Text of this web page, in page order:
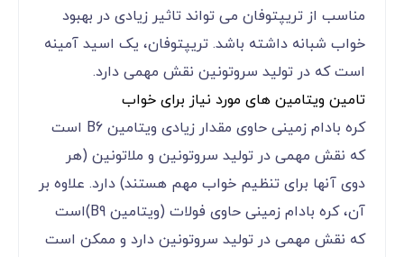
مناسب از تریپتوفان می تواند تاثیر زیادی در بهبود
خواب شبانه داشته باشد. تریپتوفان، یک اسید آمینه
است که در تولید سروتونین نقش مهمی دارد.
تامین ویتامین ‌های مورد نیاز برای خواب
کره بادام زمینی حاوی مقدار زیادی ویتامین B6 است
که نقش مهمی در تولید سروتونین و ملاتونین (هر
دوی آنها برای تنظیم خواب مهم هستند) دارد. علاوه بر
آن، کره بادام زمینی حاوی فولات (ویتامین B9)است
که نقش مهمی در تولید سروتونین دارد و ممکن است